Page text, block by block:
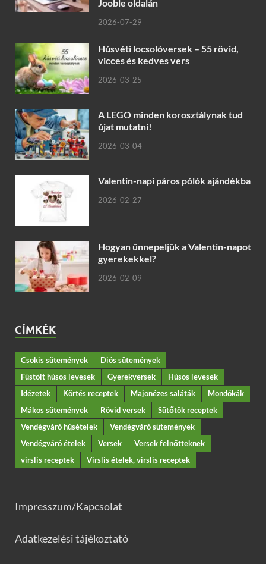
Jooble oldalán
2026-07-29
Húsvéti locsolóversek – 55 rövid,
vicces és kedves vers
2026-03-25
A LEGO minden korosztálynak tud
újat mutatni!
2026-03-04
Valentin-napi páros pólók ajándékba
2026-02-27
Hogyan ünnepeljük a Valentin-napot
gyerekekkel?
2026-02-09
CÍMKÉK
Csokis sütemények
Diós sütemények
Füstölt húsos levesek
Gyerekversek
Húsos levesek
Idézetek
Körtés receptek Majonézes saláták
Mondókák
Mákos sütemények
Rövid versek
Sütőtök receptek
Vendégváró húsételek
Vendégváró sütemények
Vendégváró ételek
Versek
Versek felnőtteknek
virslis receptek
Virslis ételek, virslis receptek
Impresszum/Kapcsolat
Adatkezelési tájékoztató